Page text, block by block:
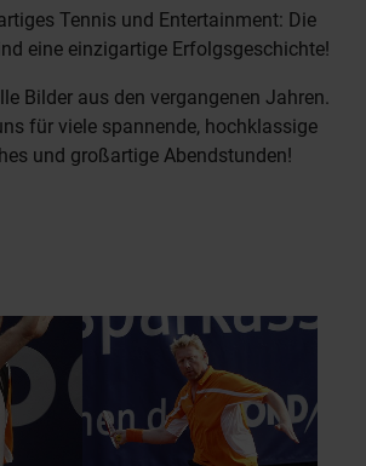
Tennis und Entertainment: Die
eine einzigartige Erfolgsgeschichte!
Bilder aus den vergangenen Jahren.
für viele spannende, hochklassige
und großartige Abendstunden!